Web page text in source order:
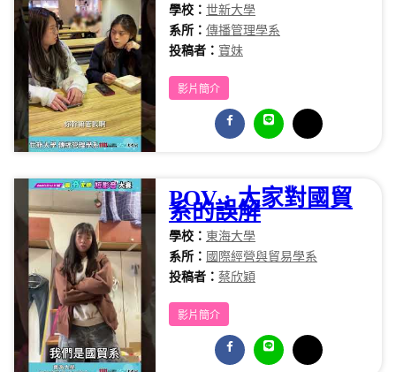
學校： 世新大學
系所： 傳播管理學系
投稿者： 寶妹
影片簡介
POV : 大家對國貿
系的誤解
學校： 東海大學
系所： 國際經營與貿易學系
投稿者： 蔡欣穎
影片簡介